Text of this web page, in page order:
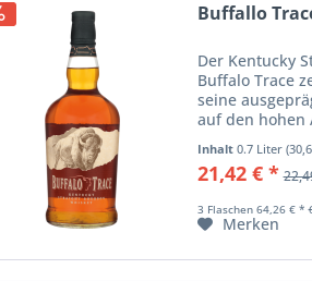
Buffallo
Der Kentucky
Buffalo Trace
seine
auf den hohen
mindestens
in stark
Inhalt 0.7 Liter
21,42 € *
3 Flaschen 64,26 € *
Merken